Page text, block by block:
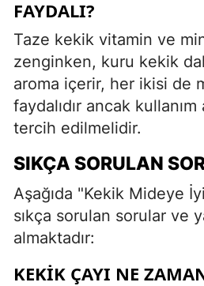
FAYDALI?
Taze kekik vitamin ve
zenginken, kuru kekik
aroma içerir, her ikisi de
faydalıdır ancak kullanım
tercih edilmelidir.
SIKÇA SORULAN
Aşağıda "Kekik Mideye
sıkça sorulan sorular ve
almaktadır:
KEKIK ÇAYI NE